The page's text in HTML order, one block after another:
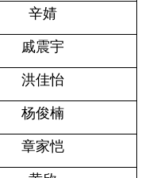
辛婧
戚震宇
洪佳怡
杨俊楠
章家恺